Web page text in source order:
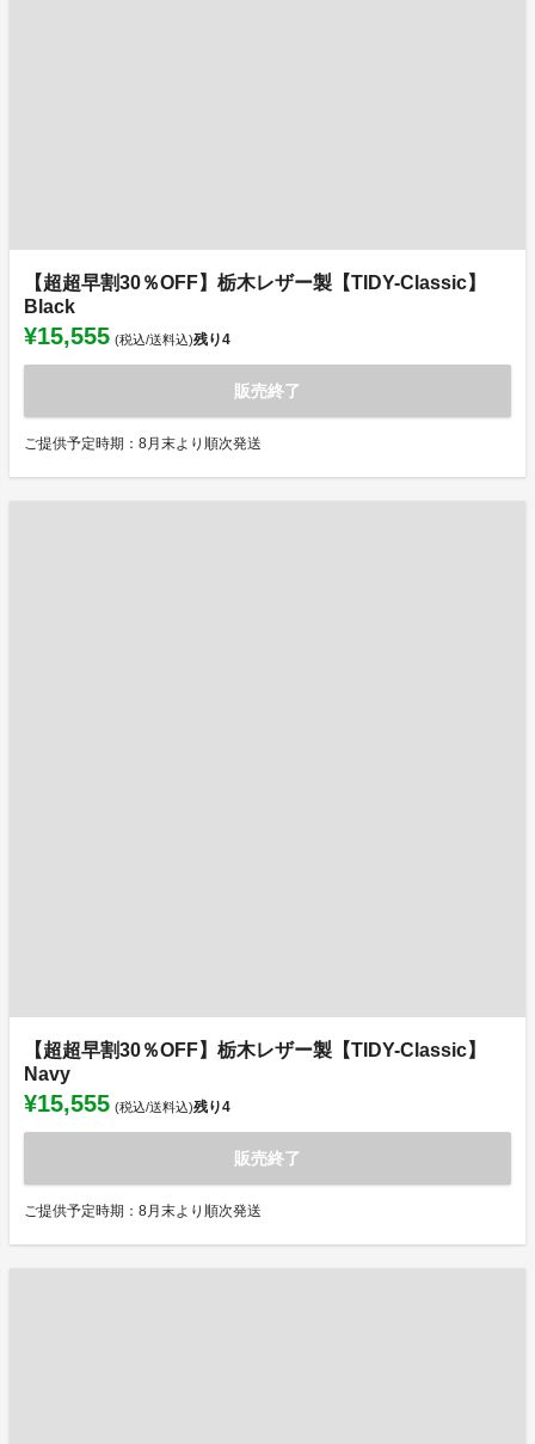
【超超早割30％OFF】栃木レザー製【TIDY-Classic】
Black
¥15,555 (税込/送料込)残り4
販売終了
ご提供予定時期：8月末より順次発送
【超超早割30％OFF】栃木レザー製【TIDY-Classic】
Navy
¥15,555 (税込/送料込)残り4
販売終了
ご提供予定時期：8月末より順次発送